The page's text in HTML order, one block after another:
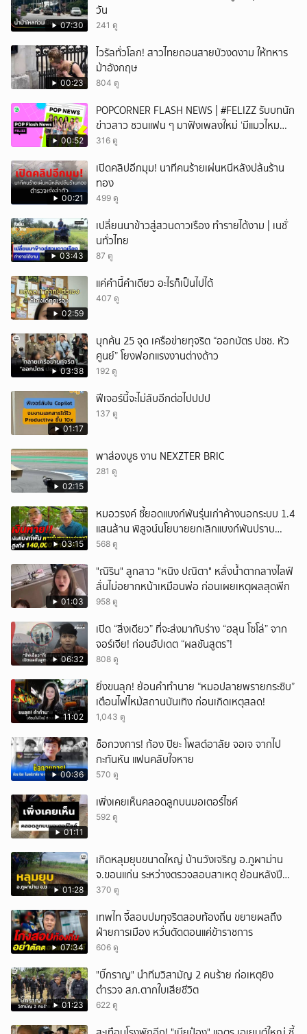
07:30
วัน
241 ดู
00:23
ไวรัลทั่วโลก! สาวไทยถอนสายบัวงดงาม ให้ทหาร
ม้าอังกฤษ
804 ดู
00:52
POPCORNER FLASH NEWS | #FELIZZ รับบทนัก
ข่าวสาว ชวนแฟน ๆ มาฟังเพลงใหม่ ‘มีแมวไหม
(Catch Me If You Can)’
316 ดู
00:21
เปิดคลิปอีกมุม! นาทีคนร้ายเผ่นหนีหลังปล้uร้าน
ทอง
499 ดู
03:43
เปลี่ยนนาข้าวสู่สวนดาวเรือง ทำรายได้งาม | เนชั่
นทั่วไทย
87 ดู
02:59
แค่คำนี้คำเดียว อะไรก็เป็นไปได้
407 ดู
03:38
บุกค้น 25 จุด เครือข่ายทุจริต “ออกบัตร ปชช. หัว
ศูนย์” โยงฟอกแรงงานต่างด้าว
192 ดู
01:17
ฟีเจอร์นี้จะไม่ลับอีกต่อไปปปป
137 ดู
02:15
พาส่องบูธ งาน NEXZTER BRIC
281 ดู
03:15
หมอวรงค์ ชี้ยอดแบงก์พันรุ่นเก่าค้างนอกระบบ 1.4
แสนล้าน พิสูจน์นโยบายยกเลิกแบงก์พันปราบ
ธุรกิจสีเทา
568 ดู
01:03
"ณิริน" ลูกสาว "หนิง ปณิตา" หลั่งน้ำตากลางไลฟ์
ลั่นไม่อยากหน้าเหมือนพ่อ ก่อนเผยเหตุผลสุดพีก
958 ดู
06:32
เปิด “สิ่งเดียว” ที่จะส่งมากับร่าง “ฮลุน โซโล่” จาก
จอร์เจีย! ก่อนอัปเดต “ผลชันสูตร”!
808 ดู
11:02
ยิ่งขนลุก! ย้อนคำทำนาย “หมอปลายพรายกระซิบ”
เตือนไฟไหม้สถานบันเทิง ก่อนเกิดเหตุสลด!
1,043 ดู
00:36
ช็อกวงการ! ก้อง ปิยะ โพสต์อาลัย จอเจ จากไป
กะทันหัน แฟนคลับใจหาย
570 ดู
01:11
เพิ่งเคยเห็นคลอดลูกบนมอเตอร์ไซค์
592 ดู
01:28
เกิดหลุมยุบขนาดใหญ่ บ้านวังเจริญ อ.ภูผาม่าน
จ.ขอนแก่น ระหว่างตรวจสอบสาเหตุ ย้อนหลังปี
2568 พบเคยพบหลุมยุบมาแล้วครั้งหนึ่ง
370 ดู
07:34
เทพไท จี้สอบปมทุจริตสอบท้องถิ่น ขยายผลถึง
ฝ่ายการเมือง หวั่นตัดตอนแค่ข้าราชการ
606 ดู
01:23
"บิ๊กราญ" นำทีมวิสามัญ 2 คนร้าย ก่อเหตุยิง
ตำรวจ สภ.ตากใบเสียชีวิต
622 ดู